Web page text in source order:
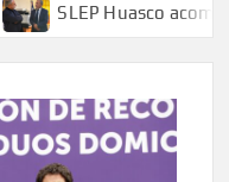
SLEP Huasco acompaña